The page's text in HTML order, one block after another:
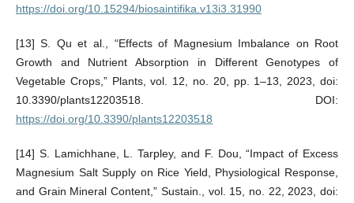
https://doi.org/10.15294/biosaintifika.v13i3.31990
[13] S. Qu et al., “Effects of Magnesium Imbalance on Root
Growth and Nutrient Absorption in Different Genotypes of
Vegetable Crops,” Plants, vol. 12, no. 20, pp. 1–13, 2023, doi:
10.3390/plants12203518. DOI:
https://doi.org/10.3390/plants12203518
[14] S. Lamichhane, L. Tarpley, and F. Dou, “Impact of Excess
Magnesium Salt Supply on Rice Yield, Physiological Response,
and Grain Mineral Content,” Sustain., vol. 15, no. 22, 2023, doi: